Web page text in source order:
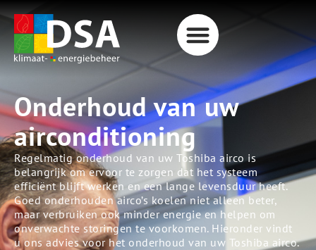
Onderhoud van uw
airconditioning
Regelmatig onderhoud van uw Toshiba airco is
belangrijk om ervoor te zorgen dat het systeem
efficiënt blijft werken en een lange levensduur heeft.
Goed onderhouden airco’s koelen niet alleen beter,
maar verbruiken ook minder energie en helpen om
onverwachte storingen te voorkomen. Hieronder vindt
u ons advies voor het onderhoud van uw Toshiba airco.